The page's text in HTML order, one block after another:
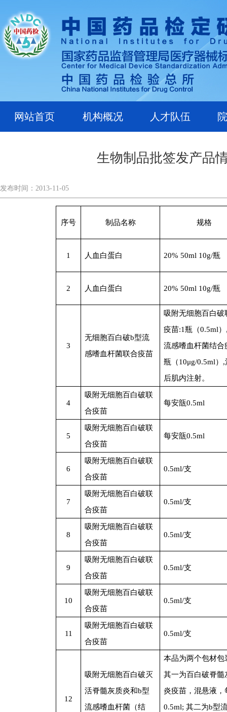
网站首页 机构概况 人才队伍
生物制品批签发产品
发布时间：2013-11-05
序号 制品名称 规格
1 人血白蛋白 20% 50ml 10g/瓶
2 人血白蛋白 20% 50ml 10g/瓶
3
无细胞百白破b型流
感嗜血杆菌联合疫苗
吸附无细胞百白破
疫苗:1瓶（0.5ml
流感嗜血杆菌结合
瓶（10μg/0.5ml）,
后肌内注射。
4
吸附无细胞百白破联
合疫苗
每安瓿0.5ml
5
吸附无细胞百白破联
合疫苗
每安瓿0.5ml
6
吸附无细胞百白破联
合疫苗
0.5ml/支
7
吸附无细胞百白破联
合疫苗
0.5ml/支
8
吸附无细胞百白破联
合疫苗
0.5ml/支
9
吸附无细胞百白破联
合疫苗
0.5ml/支
10
吸附无细胞百白破联
合疫苗
0.5ml/支
11
吸附无细胞百白破联
合疫苗
0.5ml/支
12
吸附无细胞百白破灭
活脊髓灰质炎和b型
流感嗜血杆菌（结
本品为两个包材包
其一为百白破脊髓
炎疫苗，混悬液，
0.5ml; 其二为b型